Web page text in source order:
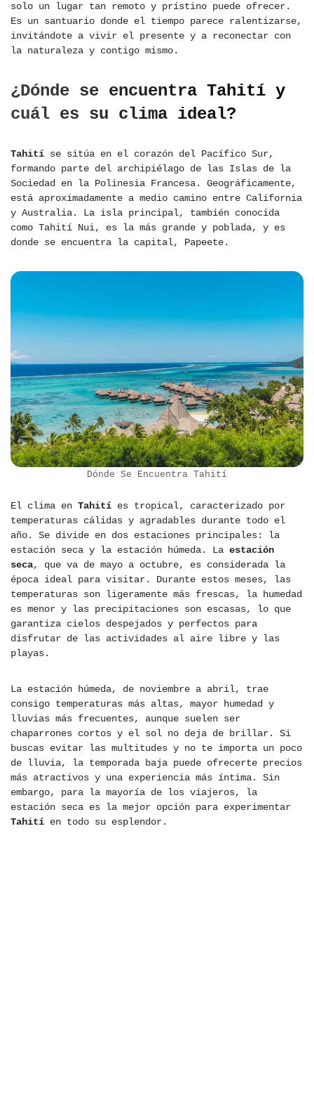
solo un lugar tan remoto y prístino puede ofrecer.
Es un santuario donde el tiempo parece ralentizarse,
invitándote a vivir el presente y a reconectar con
la naturaleza y contigo mismo.
¿Dónde se encuentra Tahití y
cuál es su clima ideal?
Tahití se sitúa en el corazón del Pacífico Sur,
formando parte del archipiélago de las Islas de la
Sociedad en la Polinesia Francesa. Geográficamente,
está aproximadamente a medio camino entre California
y Australia. La isla principal, también conocida
como Tahití Nui, es la más grande y poblada, y es
donde se encuentra la capital, Papeete.
Dónde Se Encuentra Tahití
El clima en Tahití es tropical, caracterizado por
temperaturas cálidas y agradables durante todo el
año. Se divide en dos estaciones principales: la
estación seca y la estación húmeda. La estación
seca, que va de mayo a octubre, es considerada la
época ideal para visitar. Durante estos meses, las
temperaturas son ligeramente más frescas, la humedad
es menor y las precipitaciones son escasas, lo que
garantiza cielos despejados y perfectos para
disfrutar de las actividades al aire libre y las
playas.
La estación húmeda, de noviembre a abril, trae
consigo temperaturas más altas, mayor humedad y
lluvias más frecuentes, aunque suelen ser
chaparrones cortos y el sol no deja de brillar. Si
buscas evitar las multitudes y no te importa un poco
de lluvia, la temporada baja puede ofrecerte precios
más atractivos y una experiencia más íntima. Sin
embargo, para la mayoría de los viajeros, la
estación seca es la mejor opción para experimentar
Tahití en todo su esplendor.